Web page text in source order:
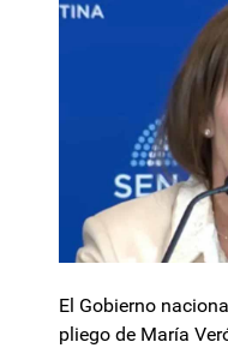
El Gobierno
pliego de María